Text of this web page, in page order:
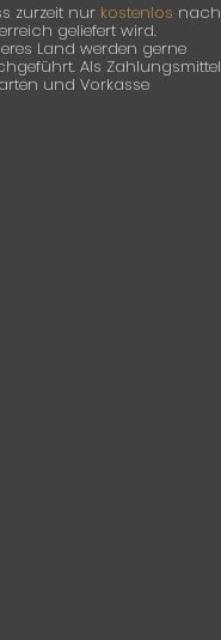
zurzeit nur kostenlos nach
geliefert wird.
Land werden gerne
Als Zahlungsmittel
und Vorkasse